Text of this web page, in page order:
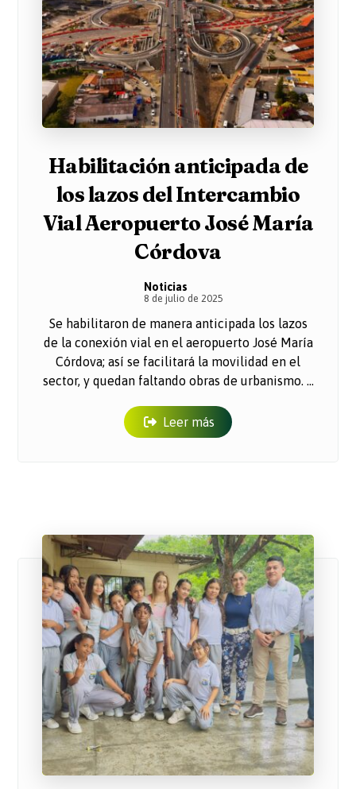
Habilitación anticipada de
los lazos del Intercambio
Vial Aeropuerto José María
Córdova
Noticias
8 de julio de 2025
Se habilitaron de manera anticipada los lazos
de la conexión vial en el aeropuerto José María
Córdova; así se facilitará la movilidad en el
sector, y quedan faltando obras de urbanismo. ...
Leer más